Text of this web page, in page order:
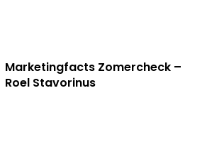
Marketingfacts Zomercheck –
Roel Stavorinus